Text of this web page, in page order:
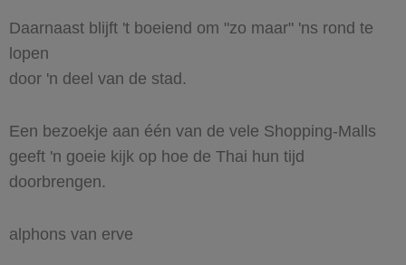
Daarnaast blijft 't boeiend om "zo maar" 'ns rond te
lopen
door 'n deel van de stad.
Een bezoekje aan één van de vele Shopping-Malls
geeft 'n goeie kijk op hoe de Thai hun tijd
doorbrengen.
alphons van erve